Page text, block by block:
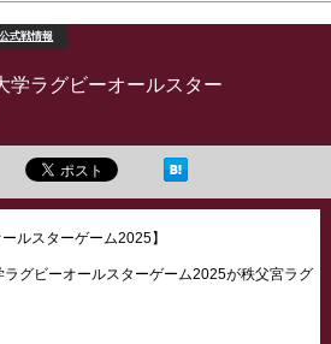
公式戦情報
学ラグビーオールスター
ルスターゲーム2025】
グビーオールスターゲーム2025が秩父宮ラグ